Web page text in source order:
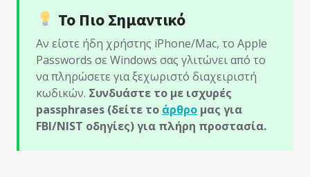
Το Πιο Σημαντικό
Αν είστε ήδη χρήστης iPhone/Mac, το Apple
Passwords σε Windows σας γλιτώνει από το
να πληρώσετε για ξεχωριστό διαχειριστή
κωδικών. Συνδυάστε το με ισχυρές
passphrases (δείτε το άρθρο μας για
FBI/NIST οδηγίες) για πλήρη προστασία.